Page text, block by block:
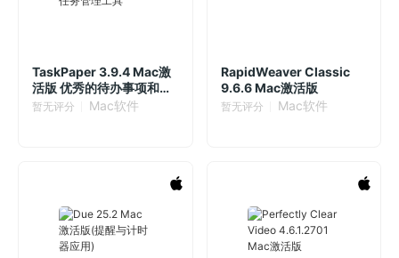
TaskPaper 3.9.4 Mac激
活版 优秀的待办事项和任
务管理工具
暂无评分 Mac软件
RapidWeaver Classic
9.6.6 Mac激活版
暂无评分 Mac软件